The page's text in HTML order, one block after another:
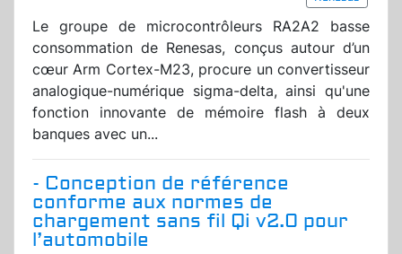
Le groupe de microcontrôleurs RA2A2 basse
consommation de Renesas, conçus autour d’un
cœur Arm Cortex-M23, procure un convertisseur
analogique-numérique sigma-delta, ainsi qu'une
fonction innovante de mémoire flash à deux
banques avec un...
- Conception de référence
conforme aux normes de
chargement sans fil Qi v2.0 pour
l’automobile